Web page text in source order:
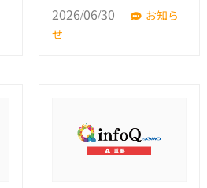
2026/06/30
お知ら
せ